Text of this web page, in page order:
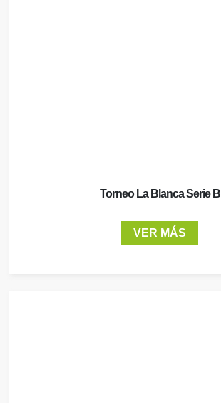
Torneo La Blanca Serie B
VER MÁS